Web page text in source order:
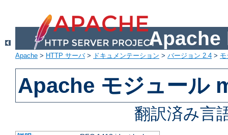
Apache
Apache > HTTP サーバ> ドキュメンテーション > バージョン 2.4 >
Apache モジュール
翻訳済み言